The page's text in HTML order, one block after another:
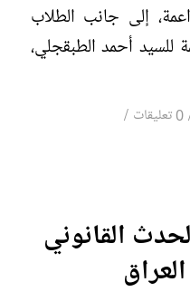
إلى جانب الطلاب
للسيد أحمد الطبقجلي،
0 تعليقات /
القانوني